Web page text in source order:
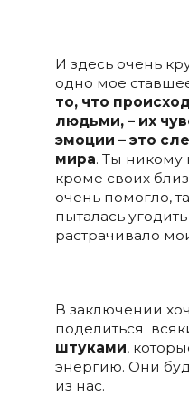
И здесь очень
одно мое
то, что
людьми, – их
эмоции – это
мира. Ты никому
кроме своих
очень помогло,
пыталась
растрачивало
В заключении
поделиться
штуками,
энергию. Они
из нас.